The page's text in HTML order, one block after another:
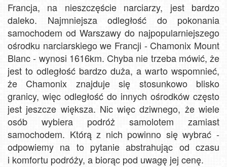
Francja, na nieszczęście narciarzy, jest bardzo
daleko. Najmniejsza odległość do pokonania
samochodem od Warszawy do najpopularniejszego
ośrodku narciarskiego we Francji - Chamonix Mount
Blanc - wynosi 1616km. Chyba nie trzeba mówić, że
jest to odległość bardzo duża, a warto wspomnieć,
że Chamonix znajduje się stosunkowo blisko
granicy, więc odległość do innych ośrodków często
jest jeszcze większa. Nic więc dziwnego, że wiele
osób wybiera podróż samolotem zamiast
samochodem. Którą z nich powinno się wybrać -
odpowiemy na to pytanie abstrahując od czasu
i komfortu podróży, a biorąc pod uwagę jej cenę.